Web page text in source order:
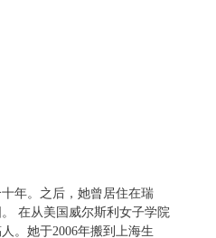
年。之后，她曾居住在瑞
在从美国威尔斯利女子学院
。她于2006年搬到上海生